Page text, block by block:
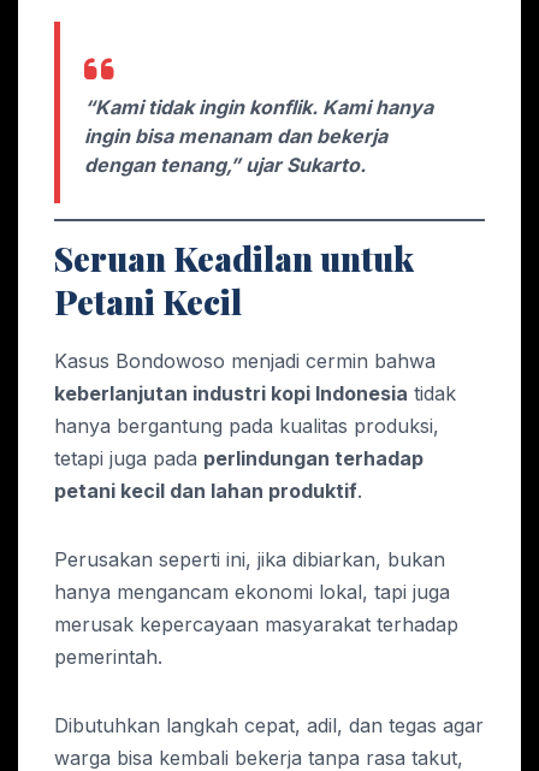
“Kami tidak ingin konflik. Kami hanya
ingin bisa menanam dan bekerja
dengan tenang,” ujar Sukarto.
Seruan Keadilan untuk
Petani Kecil
Kasus Bondowoso menjadi cermin bahwa
keberlanjutan industri kopi Indonesia tidak
hanya bergantung pada kualitas produksi,
tetapi juga pada perlindungan terhadap
petani kecil dan lahan produktif.
Perusakan seperti ini, jika dibiarkan, bukan
hanya mengancam ekonomi lokal, tapi juga
merusak kepercayaan masyarakat terhadap
pemerintah.
Dibutuhkan langkah cepat, adil, dan tegas agar
warga bisa kembali bekerja tanpa rasa takut,